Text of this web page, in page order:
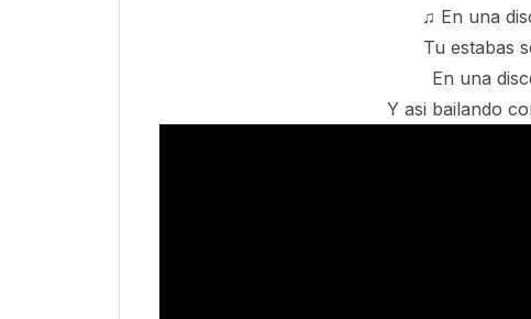
♫ En una
Tu estabas
En una
Y asi bailando